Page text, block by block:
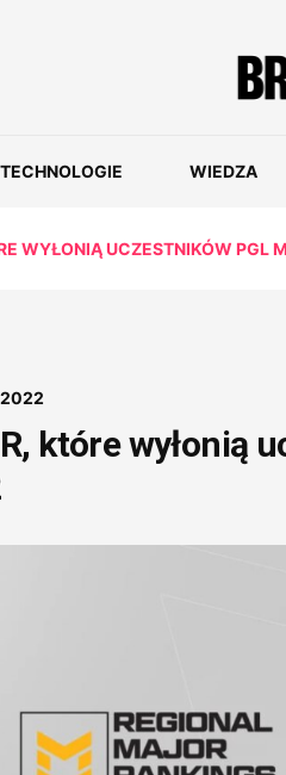
TECHNOLOGIE WIEDZA
WYŁONIĄ UCZESTNIKÓW PGL
2022
które wyłonią